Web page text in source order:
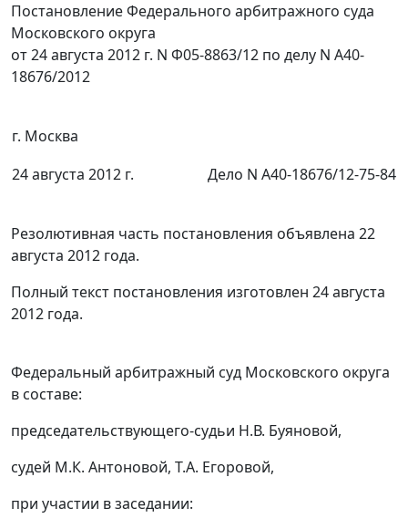
Постановление Федерального арбитражного суда
Московского округа
от 24 августа 2012 г. N Ф05-8863/12 по делу N А40-
18676/2012
г. Москва
24 августа 2012 г.
Дело N А40-18676/12-75-84
Резолютивная часть постановления объявлена 22
августа 2012 года.
Полный текст постановления изготовлен 24 августа
2012 года.
Федеральный арбитражный суд Московского округа
в составе:
председательствующего-судьи Н.В. Буяновой,
судей М.К. Антоновой, Т.А. Егоровой,
при участии в заседании: